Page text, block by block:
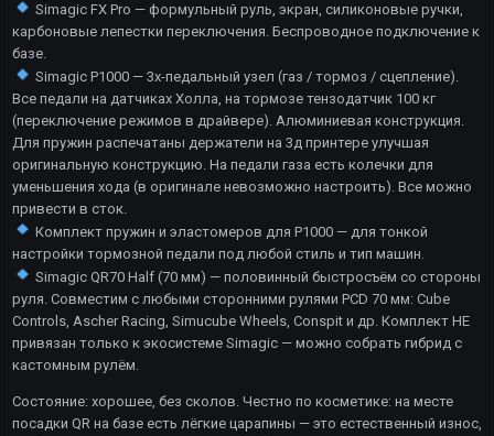
Simagic FX Pro — формульный руль, экран, силиконовые ручки,
карбоновые лепестки переключения. Беспроводное подключение к
базе.
Simagic P1000 — 3х-педальный узел (газ / тормоз / сцепление).
Все педали на датчиках Холла, на тормозе тензодатчик 100 кг
(переключение режимов в драйвере). Алюминиевая конструкция.
Для пружин распечатаны держатели на 3д принтере улучшая
оригинальную конструкцию. На педали газа есть колечки для
уменьшения хода (в оригинале невозможно настроить). Все можно
привести в сток.
Комплект пружин и эластомеров для P1000 — для тонкой
настройки тормозной педали под любой стиль и тип машин.
Simagic QR70 Half (70 мм) — половинный быстросъём со стороны
руля. Совместим с любыми сторонними рулями PCD 70 мм: Cube
Controls, Ascher Racing, Simucube Wheels, Conspit и др. Комплект НЕ
привязан только к экосистеме Simagic — можно собрать гибрид с
кастомным рулём.
Состояние: хорошее, без сколов. Честно по косметике: на месте
посадки QR на базе есть лёгкие царапины — это естественный износ,